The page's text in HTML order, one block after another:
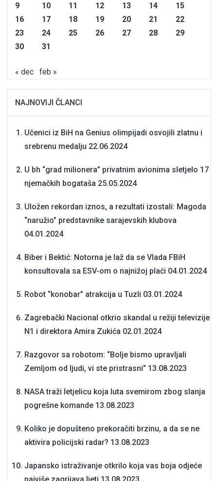
9
10 11 12 13 14
15
16
17 18 19 20 21
22
23
24 25 26 27 28
29
30
31
« dec feb »
NAJNOVIJI ČLANCI
Učenici iz BiH na Genius olimpijadi osvojili zlatnu i
srebrenu medalju 22.06.2024
U bh “grad milionera” privatnim avionima sletjelo 17
njemačkih bogataša 25.05.2024
Uložen rekordan iznos, a rezultati izostali: Magoda
“naružio” predstavnike sarajevskih klubova
04.01.2024
Biber i Bektić: Notorna je laž da se Vlada FBiH
konsultovala sa ESV-om o najnižoj plaći 04.01.2024
Robot “konobar” atrakcija u Tuzli 03.01.2024
Zagrebački Nacional otkrio skandal u režiji televizije
N1 i direktora Amira Zukića 02.01.2024
Razgovor sa robotom: “Bolje bismo upravljali
Zemljom od ljudi, vi ste pristrasni” 13.08.2023
NASA traži letjelicu koja luta svemirom zbog slanja
pogrešne komande 13.08.2023
Koliko je dopušteno prekoračiti brzinu, a da se ne
aktivira policijski radar? 13.08.2023
Japansko istraživanje otkrilo koja vas boja odjeće